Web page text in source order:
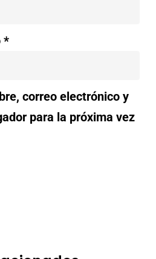
*
correo electrónico y
para la próxima vez